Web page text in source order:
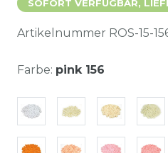
SOFORT VERFÜGBAR,
Artikelnummer ROS-15-
Farbe: pink 156